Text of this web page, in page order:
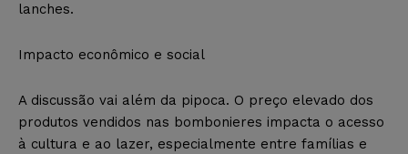
lanches.
Impacto econômico e social
A discussão vai além da pipoca. O preço elevado dos
produtos vendidos nas bombonieres impacta o acesso
à cultura e ao lazer, especialmente entre famílias e